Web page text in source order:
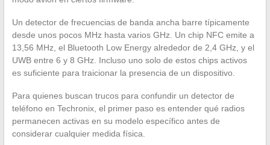
Un detector de frecuencias de banda ancha barre típicamente
desde unos pocos MHz hasta varios GHz. Un chip NFC emite a
13,56 MHz, el Bluetooth Low Energy alrededor de 2,4 GHz, y el
UWB entre 6 y 8 GHz. Incluso uno solo de estos chips activos
es suficiente para traicionar la presencia de un dispositivo.
Para quienes buscan trucos para confundir un detector de
teléfono en Techronix, el primer paso es entender qué radios
permanecen activas en su modelo específico antes de
considerar cualquier medida física.